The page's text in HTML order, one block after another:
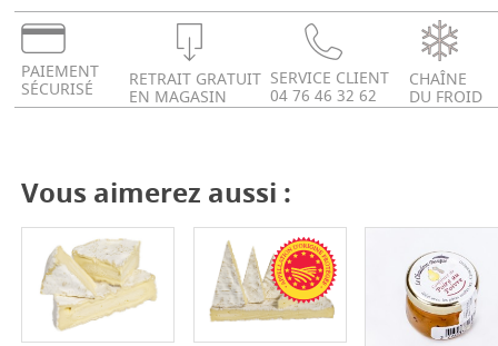
PAIEMENT
SÉCURISÉ RETRAIT GRATUIT
EN MAGASIN
SERVICE CLIENT
04 76 46 32 62
CHAÎNE
DU FROID
Vous aimerez aussi :